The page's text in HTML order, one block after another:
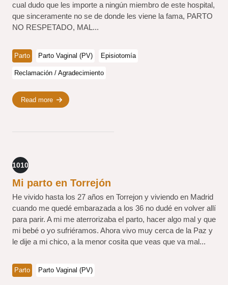
cual dudo que les importe a ningún miembro de este hospital,
que sinceramente no se de donde les viene la fama, PARTO
NO RESPETADO, MAL...
Parto Parto Vaginal (PV) Episiotomía
Reclamación / Agradecimiento
Read more
1010
Mi parto en Torrejón
He vivido hasta los 27 años en Torrejon y viviendo en Madrid
cuando me quedé embarazada a los 36 no dudé en volver allí
para parir. A mi me aterrorizaba el parto, hacer algo mal y que
mi bebé o yo sufriéramos. Ahora vivo muy cerca de la Paz y
le dije a mi chico, a la menor cosita que veas que va mal...
Parto Parto Vaginal (PV)